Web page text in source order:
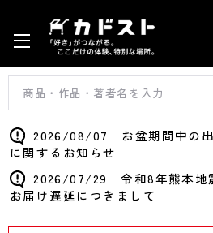
2026/08/07 お盆期間中の出
に関するお知らせ
2026/07/29 令和8年熊本地
お届け遅延につきまして